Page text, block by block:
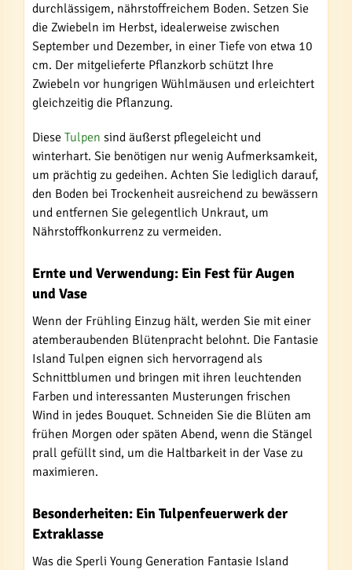
durchlässigem, nährstoffreichem Boden. Setzen Sie
die Zwiebeln im Herbst, idealerweise zwischen
September und Dezember, in einer Tiefe von etwa 10
cm. Der mitgelieferte Pflanzkorb schützt Ihre
Zwiebeln vor hungrigen Wühlmäusen und erleichtert
gleichzeitig die Pflanzung.
Diese Tulpen sind äußerst pflegeleicht und
winterhart. Sie benötigen nur wenig Aufmerksamkeit,
um prächtig zu gedeihen. Achten Sie lediglich darauf,
den Boden bei Trockenheit ausreichend zu bewässern
und entfernen Sie gelegentlich Unkraut, um
Nährstoffkonkurrenz zu vermeiden.
Ernte und Verwendung: Ein Fest für Augen
und Vase
Wenn der Frühling Einzug hält, werden Sie mit einer
atemberaubenden Blütenpracht belohnt. Die Fantasie
Island Tulpen eignen sich hervorragend als
Schnittblumen und bringen mit ihren leuchtenden
Farben und interessanten Musterungen frischen
Wind in jedes Bouquet. Schneiden Sie die Blüten am
frühen Morgen oder späten Abend, wenn die Stängel
prall gefüllt sind, um die Haltbarkeit in der Vase zu
maximieren.
Besonderheiten: Ein Tulpenfeuerwerk der
Extraklasse
Was die Sperli Young Generation Fantasie Island